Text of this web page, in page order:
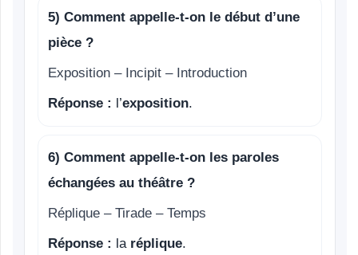
5) Comment appelle-t-on le début d’une
pièce ?
Exposition – Incipit – Introduction
Réponse : l’exposition.
6) Comment appelle-t-on les paroles
échangées au théâtre ?
Réplique – Tirade – Temps
Réponse : la réplique.